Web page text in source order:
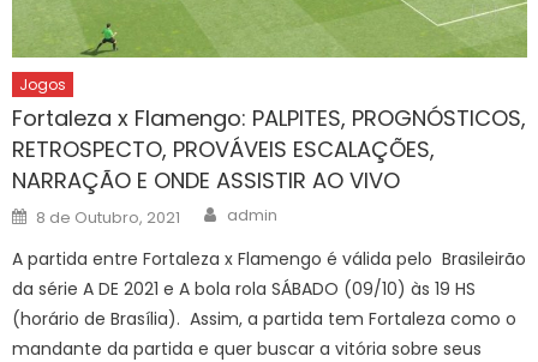
Jogos
Fortaleza x Flamengo: PALPITES, PROGNÓSTICOS,
RETROSPECTO, PROVÁVEIS ESCALAÇÕES,
NARRAÇÃO E ONDE ASSISTIR AO VIVO
Posted
on
8 de Outubro, 2021 Author
admin
A partida entre Fortaleza x Flamengo é válida pelo Brasileirão
da série A DE 2021 e A bola rola SÁBADO (09/10) às 19 HS
(horário de Brasília). Assim, a partida tem Fortaleza como o
mandante da partida e quer buscar a vitória sobre seus